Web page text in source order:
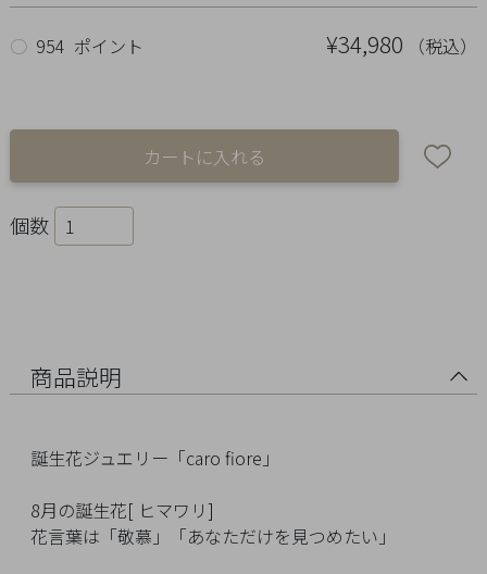
¥34,980 （税込）
○ 954 ポイント
個数
商品説明
誕生花ジュエリー「caro fiore」
8月の誕生花[ ヒマワリ]
花言葉は「敬慕」「あなただけを見つめたい」
Ring
Disney
Season
Other
イ
ペ